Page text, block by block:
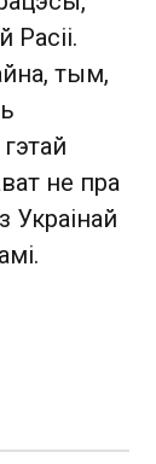
тым,
не пра